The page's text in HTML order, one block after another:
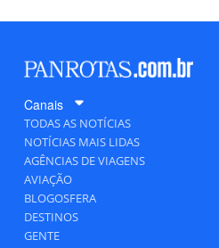
Canais
TODAS AS NOTÍCIAS
NOTÍCIAS MAIS LIDAS
AGÊNCIAS DE VIAGENS
AVIAÇÃO
BLOGOSFERA
DESTINOS
GENTE